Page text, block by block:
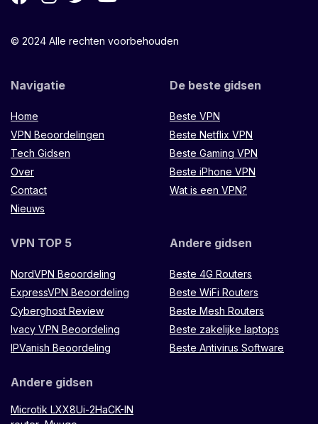
© 2024 Alle rechten voorbehouden
Navigatie
Home
VPN Beoordelingen
Tech Gidsen
Over
Contact
Nieuws
De beste gidsen
Beste VPN
Beste Netflix VPN
Beste Gaming VPN
Beste iPhone VPN
Wat is een VPN?
VPN TOP 5
NordVPN Beoordeling
ExpressVPN Beoordeling
Cyberghost Review
Ivacy VPN Beoordeling
IPVanish Beoordeling
Andere gidsen
Beste 4G Routers
Beste WiFi Routers
Beste Mesh Routers
Beste zakelijke laptops
Beste Antivirus Software
Andere gidsen
Microtik LXX8Ui-2HaCK-IN